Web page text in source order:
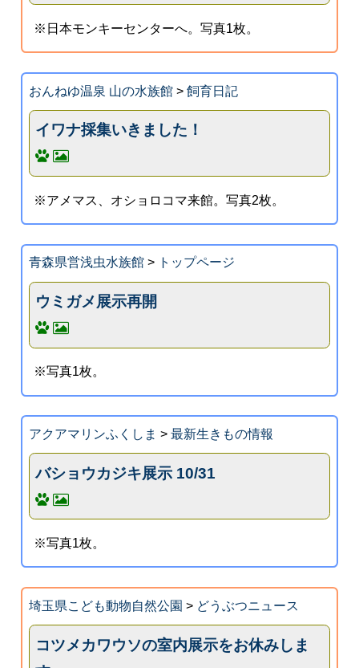
※日本モンキーセンターへ。写真1枚。
おんねゆ温泉 山の水族館> 飼育日記
イワナ採集いきました！
※アメマス、オショロコマ来館。写真2枚。
青森県営浅虫水族館> トップページ
ウミガメ展示再開
※写真1枚。
アクアマリンふくしま > 最新生きもの情報
バショウカジキ展示 10/31
※写真1枚。
埼玉県こども動物自然公園 > どうぶつニュース
コツメカワウソの室内展示をお休みしま